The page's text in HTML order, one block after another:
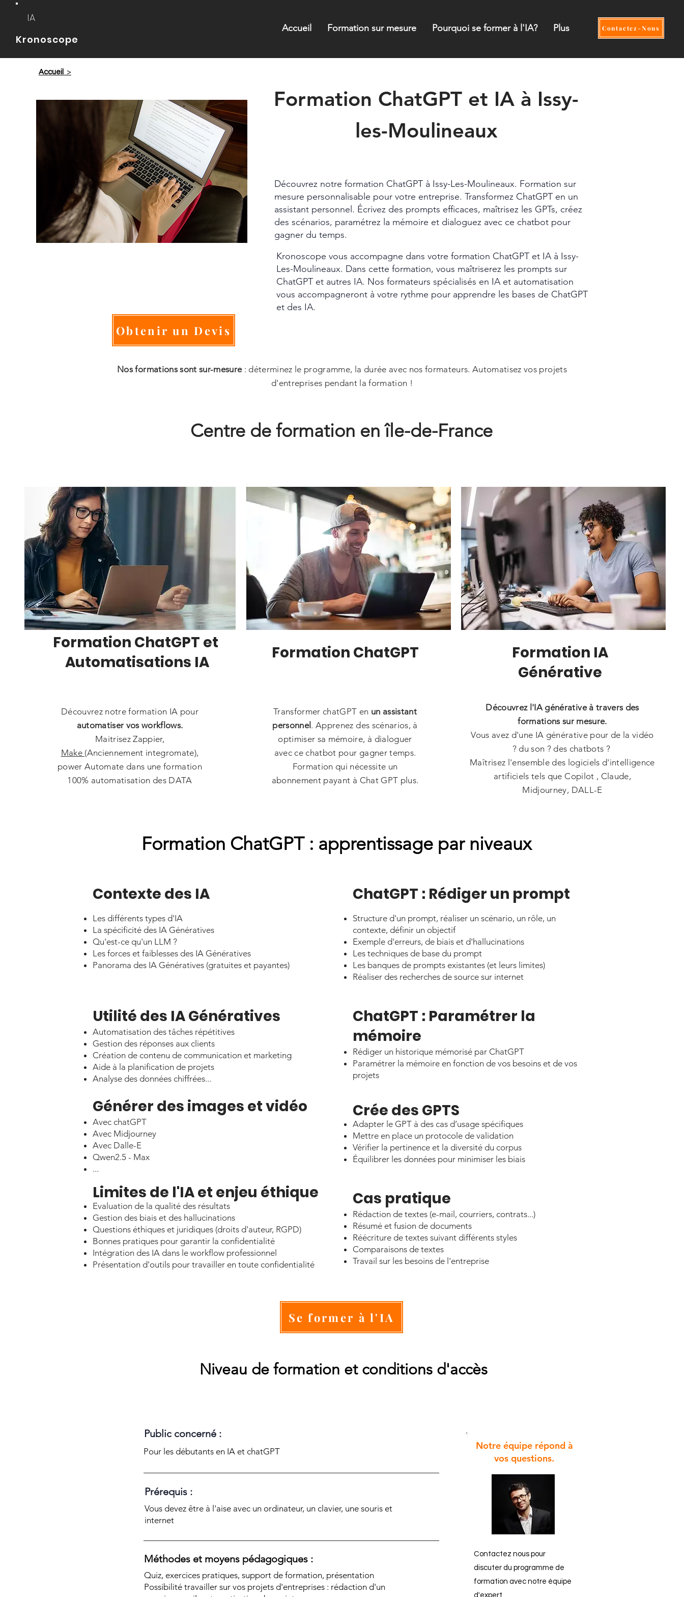
IA
Kronoscope
Accueil Formation sur mesure Pourquoi se former à l'IA? Plus Contactez-Nous
Accueil >
Formation ChatGPT et IA à Issy-
les-Moulineaux
Découvrez notre formation ChatGPT à Issy-Les-Moulineaux. Formation sur
mesure personnalisable pour votre entreprise. Transformez ChatGPT en un
assistant personnel. Écrivez des prompts efficaces, maîtrisez les GPTs, créez
des scénarios, paramétrez la mémoire et dialoguez avec ce chatbot pour
gagner du temps.
Kronoscope vous accompagne dans votre formation ChatGPT et IA à Issy-
Les-Moulineaux. Dans cette formation, vous maîtriserez les prompts sur
ChatGPT et autres IA. Nos formateurs spécialisés en IA et automatisation
vous accompagneront à votre rythme pour apprendre les bases de ChatGPT
et des IA.
Obtenir un Devis
Nos formations sont sur-mesure: déterminez le programme, la durée avec nos formateurs. Automatisez vos projets
d'entreprises pendant la formation !
Centre de formation en île-de-France
Formation ChatGPT et
Automatisations IA
Formation ChatGPT
Formation IA
Générative
Découvrez notre formation IA pour
automatiser vos workflows.
Maitrisez Zappier,
Make (Anciennement integromate),
power Automate dans une formation
100% automatisation des DATA
Transformer chatGPT en un assistant
personnel . Apprenez des scénarios, à
optimiser sa mémoire, à dialoguer
avec ce chatbot pour gagner temps.
Formation qui nécessite un
abonnement payant à Chat GPT plus.
Découvrez l'IA générative à travers des
formations sur mesure.
Vous avez d'une IA générative pour de la vidéo
? du son ? des chatbots ?
Maîtrisez l'ensemble des logiciels d'intelligence
artificiels tels que Copilot , Claude,
Midjourney, DALL-E
Formation ChatGPT : apprentissage par niveaux
Contexte des IA​
Les différents types d'IA
La spécificité des IA Génératives
Qu'est-ce qu'un LLM ?
Les forces et faiblesses des IA Génératives
Panorama des IA Génératives (gratuites et payantes)
Utilité des IA Génératives​
Automatisation des tâches répétitives
Gestion des réponses aux clients
Création de contenu de communication et marketing
Aide à la planification de projets
Analyse des données chiffrées...
Générer des images et vidéo
Avec chatGPT
Avec Midjourney
Avec Dalle-E
Qwen2.5 - Max
...
Limites de l'IA et enjeu éthique
Evaluation de la qualité des résultats
Gestion des biais et des hallucinations
Questions éthiques et juridiques (droits d'auteur, RGPD)
Bonnes pratiques pour garantir la confidentialité
Intégration des IA dans le workflow professionnel
Présentation d'outils pour travailler en toute confidentialité
ChatGPT : Rédiger un prompt
Structure d'un prompt, réaliser un scénario, un rôle, un
contexte, définir un objectif
Exemple d'erreurs, de biais et d'hallucinations
Les techniques de base du prompt
Les banques de prompts existantes (et leurs limites)
Réaliser des recherches de source sur internet
ChatGPT : Paramétrer la
mémoire
Rédiger un historique mémorisé par ChatGPT
Paramétrer la mémoire en fonction de vos besoins et de vos
projets
Crée des GPTS
Adapter le GPT à des cas d’usage spécifiques
Mettre en place un protocole de validation
Vérifier la pertinence et la diversité du corpus
Équilibrer les données pour minimiser les biais
Cas pratique
​Rédaction de textes (e-mail, courriers, contrats...)
Résumé et fusion de documents
Réécriture de textes suivant différents styles
Comparaisons de textes
Travail sur les besoins de l'entreprise
Se former à l'IA
Niveau de formation et conditions d'accès
Public concerné :
Pour les débutants en IA et chatGPT
Prérequis :
Vous devez être à l'aise avec un ordinateur, un clavier, une souris et
internet
Méthodes et moyens pédagogiques :
Quiz, exercices pratiques, support de formation, présentation
Possibilité travailler sur vos projets d'entreprises : rédaction d'un
Notre équipe répond à
vos questions.
Contactez nous pour
discuter du programme de
formation avec notre équipe
d'expert